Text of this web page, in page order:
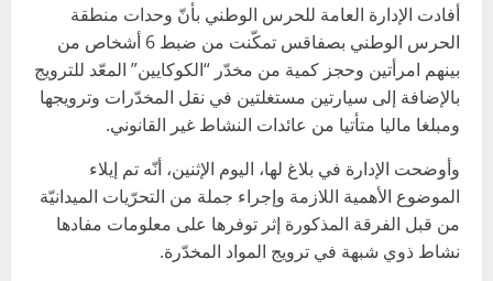
أفادت الإدارة العامة للحرس الوطني بأنّ وحدات منطقة
الحرس الوطني بصفاقس تمكّنت من ضبط 6 أشخاص من
بينهم امرأتين وحجز كمية من مخدّر “الكوكايين” المعّد للترويج
بالإضافة إلى سيارتين مستغلتين في نقل المخدّرات وترويجها
ومبلغا ماليا متأتيا من عائدات النشاط غير القانوني.
وأوضحت الإدارة في بلاغ لها، اليوم الإثنين، أنّه تم إيلاء
الموضوع الأهمية اللازمة وإجراء جملة من التحرّيات الميدانيّة
من قبل الفرقة المذكورة إثر توفرها على معلومات مفادها
نشاط ذوي شبهة في ترويج المواد المخدّرة.